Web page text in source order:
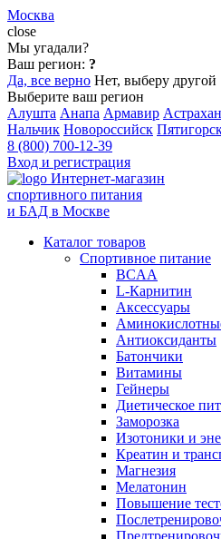
Москва
close
Мы угадали?
Ваш регион: ?
Да, все верно Нет, выберу другой
Выберите ваш регион
Алушта Анапа Армавир
Нальчик Новороссийск
8 (800) 700-12-39
Вход и регистрация
Интернет-магазин
спортивного питания
и БАД в Москве
Каталог товаров
Спортивное питание
BCAA
L-Карнитин
Аксессуары
Антиоксиданты
Батончики
Витамины
Гейнеры
Диетическое
Заморозка
Изотоники и
Креатин и
Магнезия
Мелатонин
Повышение